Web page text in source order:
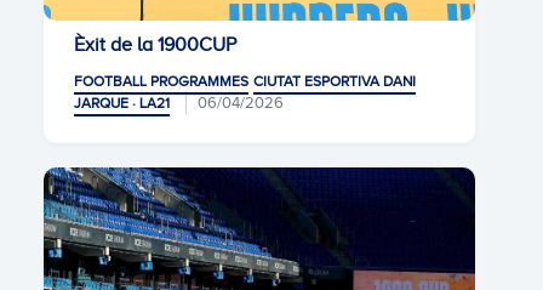
Èxit de la 1900CUP
FOOTBALL PROGRAMMES CIUTAT ESPORTIVA DANI
JARQUE · LA21
06/04/2026